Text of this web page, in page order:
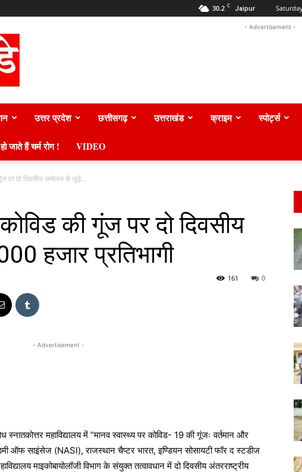
30.2 C Jaipur
- Advertisement -
उत्तर प्रदेश छत्तीसगढ़ उत्तराखंड क्राइम स्पोर्ट्स
जाते हैं चर्म रोग ! VIDEO
पर दो दिवसीय सम्मेलन से जुड़े...
की गूंज पर दो दिवसीय
हजार प्रतिभागी
0
161
- Advertisement -
महाविद्यालय में “मानव स्वास्थ्य पर कोविड- 19 की गूंजः वर्तमान और
ऑफ साइंसेज (NASI), राजस्थान चैप्टर भारत, इण्डियन सोसायटी फॉर द स्टडीज
माइकोबायोलॉजी विभाग के संयुक्त तत्वावधान में दो दिवसीय अंतरराष्ट्रीय